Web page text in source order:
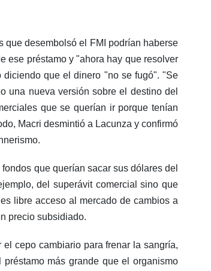
que desembolsó el FMI podrían haberse
ese préstamo y "ahora hay que resolver
que el dinero "no se fugó". "Se
una nueva versión sobre el destino del
que se querían ir porque tenían
Macri desmintió a Lacunza y confirmó
que querían sacar sus dólares del
del superávit comercial sino que
libre acceso al mercado de cambios a
precio subsidiado.
cepo cambiario para frenar la sangría,
más grande que el organismo